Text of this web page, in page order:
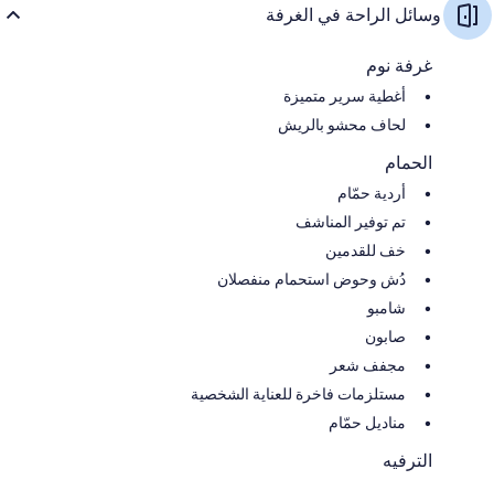
وسائل الراحة في الغرفة
غرفة نوم
أغطية سرير متميزة
لحاف محشو بالريش
الحمام
أردية حمّام
تم توفير المناشف
خف للقدمين
دُش وحوض استحمام منفصلان
شامبو
صابون
مجفف شعر
مستلزمات فاخرة للعناية الشخصية
مناديل حمّام
الترفيه